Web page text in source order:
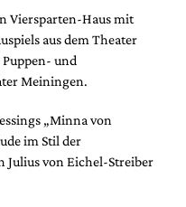
Viersparten-Haus mit
aus dem Theater
Puppen- und
Meiningen.
„Minna von
im Stil der
Julius von Eichel-Streiber